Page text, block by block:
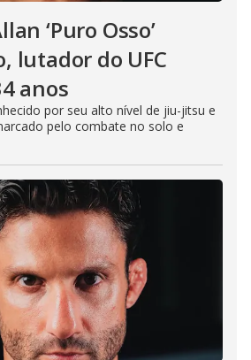
‘Puro Osso’
lutador do UFC
anos
por seu alto nível de jiu-jitsu e
pelo combate no solo e